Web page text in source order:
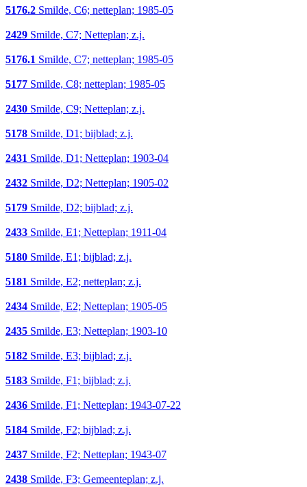
5176.2 Smilde, C6; netteplan; 1985-05
2429 Smilde, C7; Netteplan; z.j.
5176.1 Smilde, C7; netteplan; 1985-05
5177 Smilde, C8; netteplan; 1985-05
2430 Smilde, C9; Netteplan; z.j.
5178 Smilde, D1; bijblad; z.j.
2431 Smilde, D1; Netteplan; 1903-04
2432 Smilde, D2; Netteplan; 1905-02
5179 Smilde, D2; bijblad; z.j.
2433 Smilde, E1; Netteplan; 1911-04
5180 Smilde, E1; bijblad; z.j.
5181 Smilde, E2; netteplan; z.j.
2434 Smilde, E2; Netteplan; 1905-05
2435 Smilde, E3; Netteplan; 1903-10
5182 Smilde, E3; bijblad; z.j.
5183 Smilde, F1; bijblad; z.j.
2436 Smilde, F1; Netteplan; 1943-07-22
5184 Smilde, F2; bijblad; z.j.
2437 Smilde, F2; Netteplan; 1943-07
2438 Smilde, F3; Gemeenteplan; z.j.